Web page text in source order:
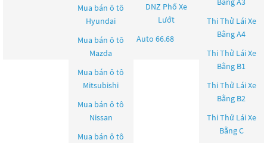
Mua bán ô tô
Hyundai
Mua bán ô tô
Mazda
Mua bán ô tô
Mitsubishi
Mua bán ô tô
Nissan
Mua bán ô tô
DNZ Phố Xe
Lướt
Auto 66.68
Thi Thử Lái Xe
Bằng A4
Thi Thử Lái Xe
Bằng B1
Thi Thử Lái Xe
Bằng B2
Thi Thử Lái Xe
Bằng C